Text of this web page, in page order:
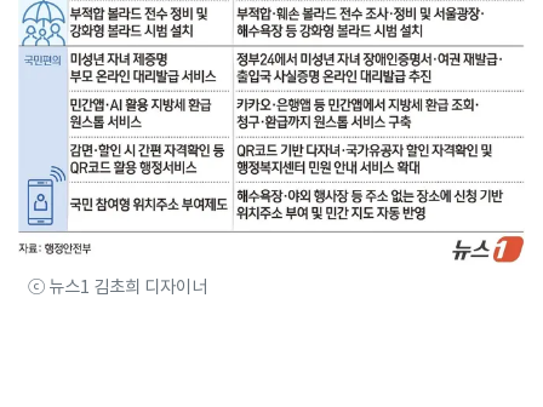
ⓒ 뉴스1 김초희 디자이너